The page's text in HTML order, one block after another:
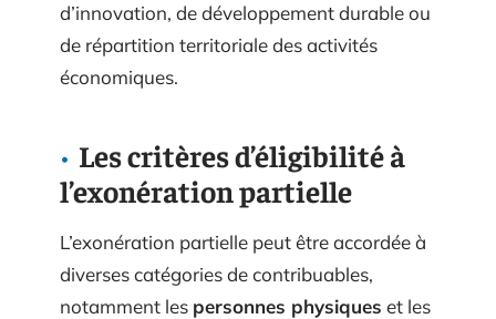
d’innovation, de développement durable ou
de répartition territoriale des activités
économiques.
Les critères d’éligibilité à
l’exonération partielle
L’exonération partielle peut être accordée à
diverses catégories de contribuables,
notamment les personnes physiques et les